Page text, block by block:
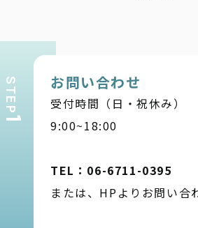
STEP
1
お問い合わせ
受付時間（日・祝休み）
9:00~18:00
TEL：06-6711-0395
または、HPよりお問い合